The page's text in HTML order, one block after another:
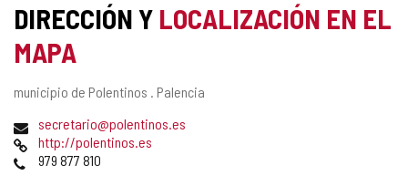
DIRECCIÓN Y LOCALIZACIÓN EN EL
MAPA
Dirección
municipio de Polentinos . Palencia
Dirección
de
correo
secretario@polentinos.es
Página
Web
http://polentinos.es
Teléfonos
979 877 810